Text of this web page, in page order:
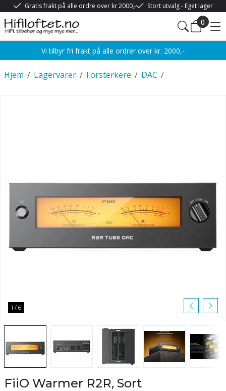
Gratis frakt på alle ordre over kr 2000,- Stort utvalg - Eget lager
0
Vi tilbyr fri frakt på alle ordrer over kr. 2000,-
/
Hjem /
Lagervarer /
Forsterkere /
DAC
1 / 6
FiiO Warmer R2R, Sort